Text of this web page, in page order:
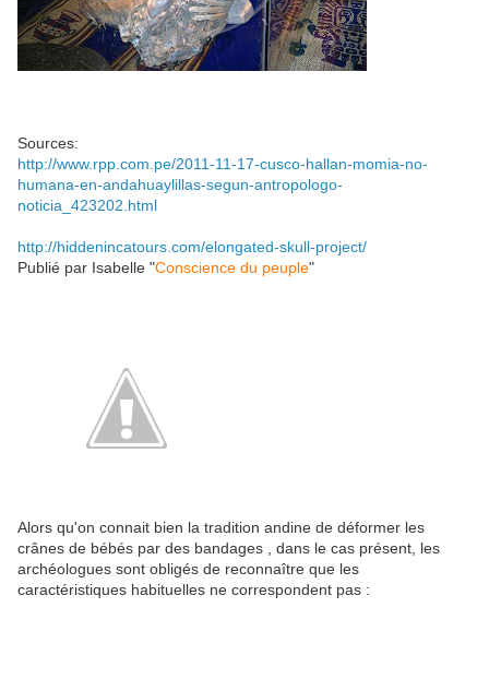
Sources:
http://www.rpp.com.pe/2011-11-17-cusco-hallan-momia-no-
humana-en-andahuaylillas-segun-antropologo-
noticia_423202.html
http://hiddenincatours.com/elongated-skull-project/
Publié par Isabelle "Conscience du peuple"
Alors qu'on connait bien la tradition andine de déformer les
crânes de bébés par des bandages , dans le cas présent, les
archéologues sont obligés de reconnaître que les
caractéristiques habituelles ne correspondent pas :